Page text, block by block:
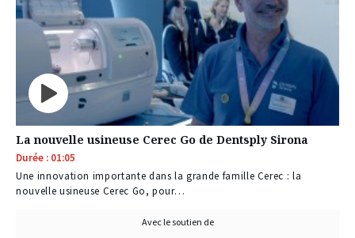
La nouvelle usineuse Cerec Go de Dentsply Sirona
Durée : 01:05
Une innovation importante dans la grande famille Cerec : la
nouvelle usineuse Cerec Go, pour…
Avec le soutien de